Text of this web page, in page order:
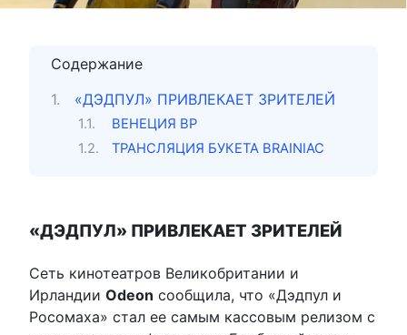
Содержание
«ДЭДПУЛ» ПРИВЛЕКАЕТ ЗРИТЕЛЕЙ
ВЕНЕЦИЯ ВР
ТРАНСЛЯЦИЯ БУКЕТА BRAINIAC
«ДЭДПУЛ» ПРИВЛЕКАЕТ ЗРИТЕЛЕЙ
Сеть кинотеатров Великобритании и
Ирландии Odeon сообщила, что «Дэдпул и
Росомаха» стал ее самым кассовым релизом с